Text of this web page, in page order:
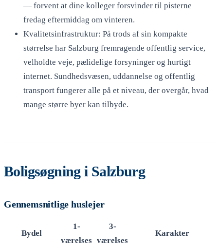
— forvent at dine kolleger forsvinder til pisterne
fredag eftermiddag om vinteren.
Kvalitetsinfrastruktur: På trods af sin kompakte
størrelse har Salzburg fremragende offentlig service,
velholdte veje, pælidelige forsyninger og hurtigt
internet. Sundhedsvæsen, uddannelse og offentlig
transport fungerer alle på et niveau, der overgår, hvad
mange større byer kan tilbyde.
Boligsøgning i Salzburg
Gennemsnitlige huslejer
Bydel
1-
værelses
3-
værelses
Karakter